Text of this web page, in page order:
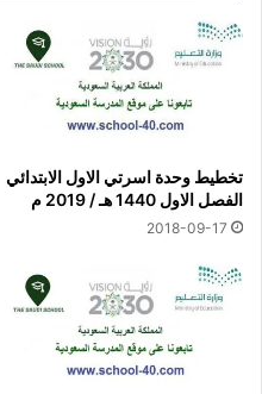
تخطيط وحدة اسرتي الاول الابتدائي
الفصل الاول 1440 هـ / 2019 م
2018-09-17